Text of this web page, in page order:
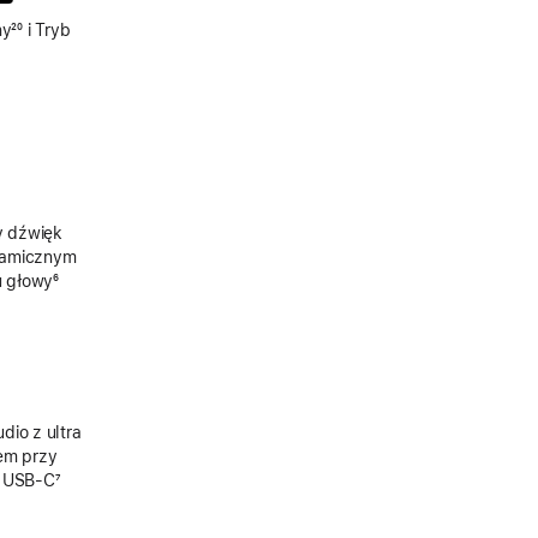
Przypis
²⁰ i Tryb
dźwięk
głowyPrzypis
⁶
z ultra
przy
CPrzypis
⁷